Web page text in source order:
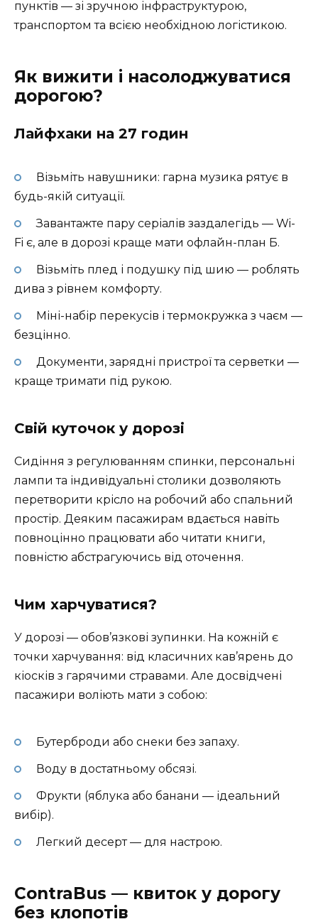
пунктів — зі зручною інфраструктурою,
транспортом та всією необхідною логістикою.
Як вижити і насолоджуватися
дорогою?
Лайфхаки на 27 годин
Візьміть навушники: гарна музика рятує в
будь-якій ситуації.
Завантажте пару серіалів заздалегідь — Wi-
Fi є, але в дорозі краще мати офлайн-план Б.
Візьміть плед і подушку під шию — роблять
дива з рівнем комфорту.
Міні-набір перекусів і термокружка з чаєм —
безцінно.
Документи, зарядні пристрої та серветки —
краще тримати під рукою.
Свій куточок у дорозі
Сидіння з регулюванням спинки, персональні
лампи та індивідуальні столики дозволяють
перетворити крісло на робочий або спальний
простір. Деяким пасажирам вдається навіть
повноцінно працювати або читати книги,
повністю абстрагуючись від оточення.
Чим харчуватися?
У дорозі — обов’язкові зупинки. На кожній є
точки харчування: від класичних кав’ярень до
кіосків з гарячими стравами. Але досвідчені
пасажири воліють мати з собою:
Бутерброди або снеки без запаху.
Воду в достатньому обсязі.
Фрукти (яблука або банани — ідеальний
вибір).
Легкий десерт — для настрою.
ContraBus — квиток у дорогу
без клопотів